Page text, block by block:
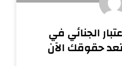
الجنائي في
حقوقك الآن